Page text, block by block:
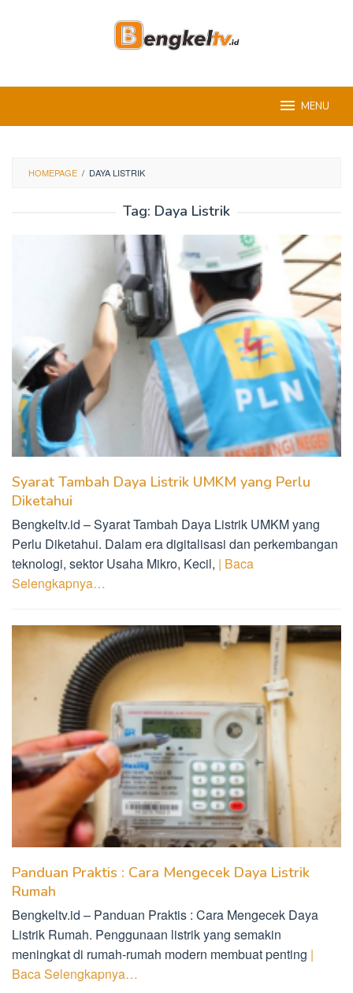
MENU
HOMEPAGE / DAYA LISTRIK
Tag: Daya Listrik
Syarat Tambah Daya Listrik UMKM yang Perlu
Diketahui
Bengkeltv.id – Syarat Tambah Daya Listrik UMKM yang
Perlu Diketahui. Dalam era digitalisasi dan perkembangan
teknologi, sektor Usaha Mikro, Kecil, | Baca
Selengkapnya…
Panduan Praktis : Cara Mengecek Daya Listrik
Rumah
Bengkeltv.id – Panduan Praktis : Cara Mengecek Daya
Listrik Rumah. Penggunaan listrik yang semakin
meningkat di rumah-rumah modern membuat penting |
Baca Selengkapnya…